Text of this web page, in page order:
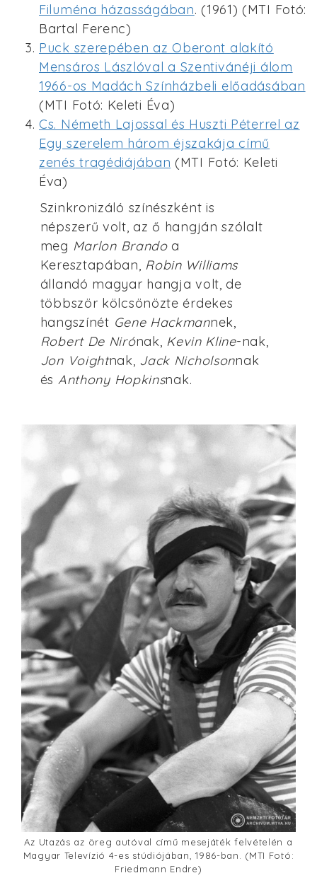
Filuména házasságában. (1961) (MTI Fotó:
Bartal Ferenc)
Puck szerepében az Oberont alakító
Mensáros Lászlóval a Szentivánéji álom
1966-os Madách Színházbeli előadásában
(MTI Fotó: Keleti Éva)
Cs. Németh Lajossal és Huszti Péterrel az
Egy szerelem három éjszakája című
zenés tragédiájában (MTI Fotó: Keleti
Éva)
Szinkronizáló színészként is
népszerű volt, az ő hangján szólalt
meg Marlon Brandoa
Keresztapában, Robin Williams
állandó magyar hangja volt, de
többször kölcsönözte érdekes
hangszínét Gene Hackmannek,
Robert De Nirónak, Kevin Kline-nak,
Jon Voightnak, Jack Nicholsonnak
és Anthony Hopkinsnak.
Az Utazás az öreg autóval című mesejáték felvételén a
Magyar Televízió 4-es stúdiójában, 1986-ban. (MTI Fotó:
Friedmann Endre)